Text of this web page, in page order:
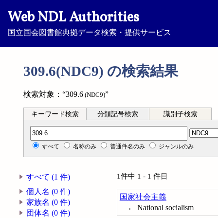
Web NDL Authorities
国立国会図書館典拠データ検索・提供サービス
309.6(NDC9) の検索結果
検索対象：“309.6 (NDC9)”
キーワード検索 分類記号検索 識別子検索
分類記号検索
すべて 名称のみ 普通件名のみ ジャンルのみ
すべて (1 件)
個人名 (0 件)
家族名 (0 件)
団体名 (0 件)
1件中 1 - 1 件目
国家社会主義
← National socialism